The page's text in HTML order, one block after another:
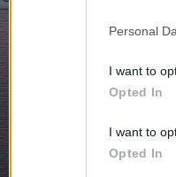
Personal
I want to
Opted In
I want to
Opted In